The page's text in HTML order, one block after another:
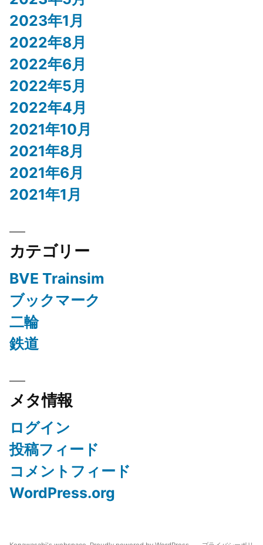
2023年1月
2022年8月
2022年6月
2022年5月
2022年4月
2021年10月
2021年8月
2021年6月
2021年1月
カテゴリー
BVE Trainsim
ブックマーク
二輪
鉄道
メタ情報
ログイン
投稿フィード
コメントフィード
WordPress.org